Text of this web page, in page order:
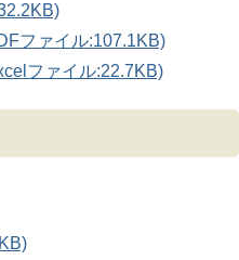
ファイル:107.1KB)
ファイル:22.7KB)